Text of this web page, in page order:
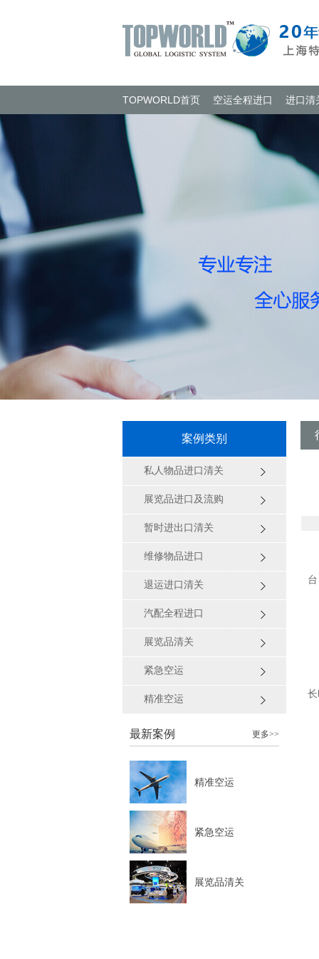
TOPWORLD首页 空运全程进口 进口清
案例类别
私人物品进口清关
展览品进口及流购
暂时进出口清关
维修物品进口
退运进口清关
汽配全程进口
展览品清关
紧急空运
精准空运
最新案例 更多>>
精准空运
紧急空运
展览品清关